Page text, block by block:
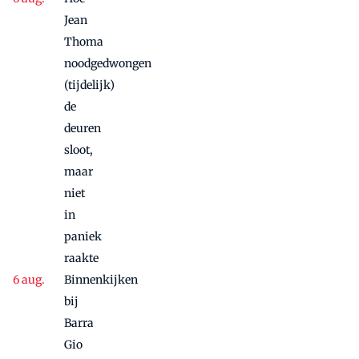
Jean
Thoma
noodgedwongen
(tijdelijk)
de
deuren
sloot,
maar
niet
in
paniek
raakte
Binnenkijken
bij
Barra
Gio